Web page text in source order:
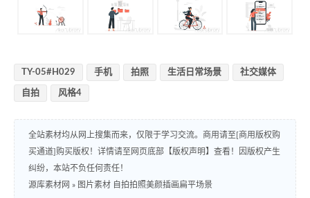
TY-05#H029 手机 拍照 生活日常场景 社交媒体
自拍 风格4
全站素材均从网上搜集而来，仅限于学习交流。商用请至[商用版权购
买通道]购买版权！详情请至网页底部【版权声明】查看！因版权产生
纠纷，本站不负任何责任！
源库素材网 » 图片素材 自拍拍照美颜插画扁平场景